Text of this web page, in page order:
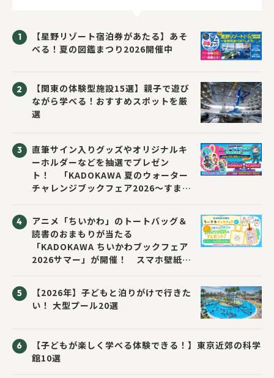
【星野リゾート宿泊券があたる】あそ
べる！夏の図鑑まつり2026開催中
【関東の体験型施設15選】親子で遊び
ながら学べる！おすすめスポットを厳
選
直筆サイン入りグッズやオリジナルキ
ーホルダーなどを抽選でプレゼン
ト！ 「KADOKAWA 夏のウォーター
チャレンジブックフェア2026～すまな
アニメ「ちいかわ」のトートバッグ＆
読書のおまもりが当たる
「KADOKAWA ちいかわブックフェア
2026サマー」が開催！ スマホ壁紙は
【2026年】子どもと泊りがけで行きた
い！ 大型プール20選
【子どもが楽しく学べる体験できる！】東京近郊の科学
館10選